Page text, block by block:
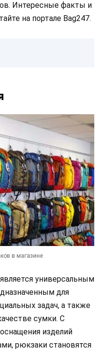
Интересные факты и
на портале Bag247.
в магазине
универсальным
для
задач, а также
сумки. С
изделий
рюкзаки становятся